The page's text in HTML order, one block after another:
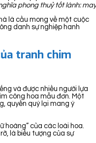
phong thuỷ tốt lành:
là cầu mong về một cuộc
danh sự nghiệp hanh
tranh chim
và được nhiều người lựa
công hoa mẫu đơn. Một
quyền quý lại mang ý
hoàng” của các loài hoa.
là biểu tượng của sự